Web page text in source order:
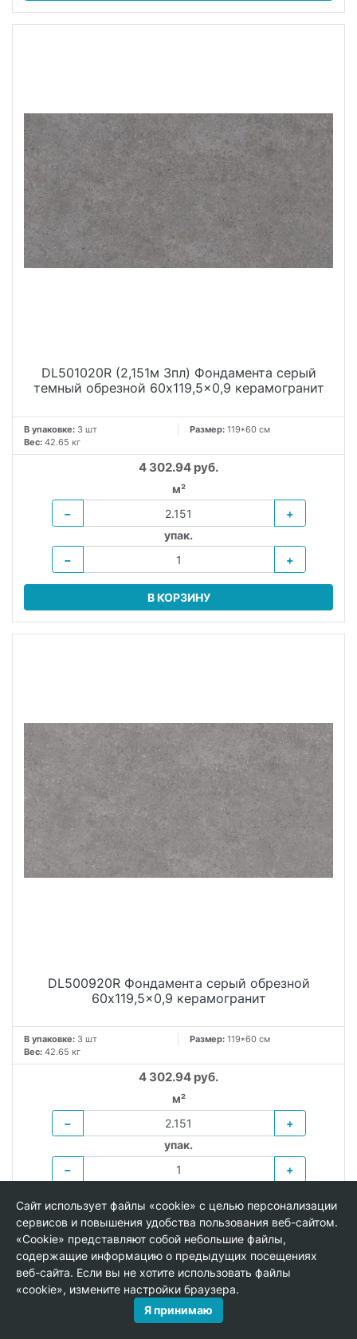
DL501020R (2,151м 3пл) Фондамента серый
темный обрезной 60x119,5x0,9 керамогранит
В упаковке: 3 шт Размер: 119*60 см
Вес: 42.65 кг
4 302.94 руб.
м²
−
+
упак.
−
+
В КОРЗИНУ
DL500920R Фондамента серый обрезной
60x119,5x0,9 керамогранит
В упаковке: 3 шт Размер: 119*60 см
Вес: 42.65 кг
4 302.94 руб.
м²
−
+
упак.
−
+
В КОРЗИНУ
Сайт использует файлы «cookie» с целью персонализации
сервисов и повышения удобства пользования веб-сайтом.
«Cookie» представляют собой небольшие файлы,
содержащие информацию о предыдущих посещениях
веб-сайта. Если вы не хотите использовать файлы
«cookie», измените настройки браузера.
Я принимаю